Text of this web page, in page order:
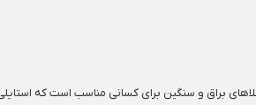
براق و سنگین برای کسانی مناسب است که استایلی